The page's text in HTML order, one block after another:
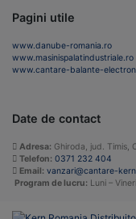
Pagini utile
www.danube-romania.ro
www.masinispalatindustriale.ro
www.cantare-balante-
Date de contact
Adresa: Ghiroda, jud. Timis,
Telefon: 0371 232 404
Email: vanzari@cantare-
Program de lucru: Luni –